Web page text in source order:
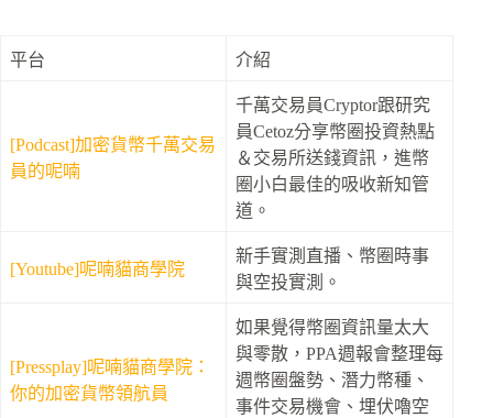
平台 介紹
[Podcast]加密貨幣千萬交易
員的呢喃
千萬交易員Cryptor跟研究
員Cetoz分享幣圈投資熱點
＆交易所送錢資訊，進幣
圈小白最佳的吸收新知管
道。
[Youtube]呢喃貓商學院
新手實測直播、幣圈時事
與空投實測。
[Pressplay]呢喃貓商學院：
你的加密貨幣領航員
如果覺得幣圈資訊量太大
與零散，PPA週報會整理每
週幣圈盤勢、潛力幣種、
事件交易機會、埋伏嚕空